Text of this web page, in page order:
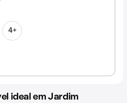
4+
ideal em Jardim